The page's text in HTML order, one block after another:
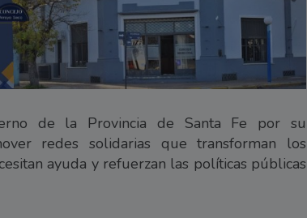
de la Provincia de Santa Fe por su
redes solidarias que transforman los
ayuda y refuerzan las políticas públicas